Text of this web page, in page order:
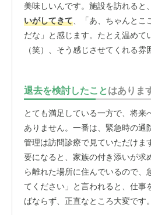
美味しいんです。施設を訪れると、
いがしてきて、「あ、ちゃんとこ
だな」と感じます。たとえ温めて
（笑）、そう感じさせてくれる雰
べているので、安心しています。
こそ、食事が美味しいというのは
家族にとっても、非常に大きな満
はじめ、スタッフの方々が本当に
さいます。入居前は、サービス付
っとドライな関係性を想像してい
ても温かく、細やかな気遣いを感
退去を検討したことはありま
とても満足している一方で、将来
ありません。一番は、緊急時の通
管理は訪問診療で見ていただけま
要になると、家族の付き添いが求
ら離れた場所に住んでいるので、
てください」と言われると、仕事
ばならず、正直なところ大変です。